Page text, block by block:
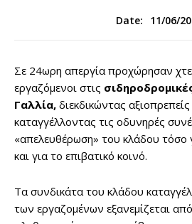
Date: 11/06/
Σε 24ωρη απεργία προχώρησαν
εργαζόμενοι στις
Γαλλία, διεκδικώντας
καταγγέλλοντας τις οδυνηρές
«απελευθέρωση» του κλάδου τόσο
και για το επιβατικό κοινό.
Τα συνδικάτα του κλάδου
των εργαζομένων εξανεμίζεται